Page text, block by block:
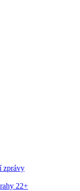
zprávy
22+